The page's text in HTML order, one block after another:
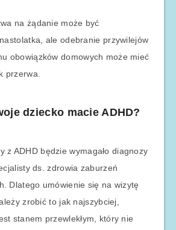
na żądanie może być
ale odebranie przywilejów
obowiązków domowych może mieć
przerwa.
dziecko macie ADHD?
z ADHD będzie wymagało diagnozy
ds. zdrowia zaburzeń
Dlatego umówienie się na wizytę
zrobić to jak najszybciej,
stanem przewlekłym, który nie